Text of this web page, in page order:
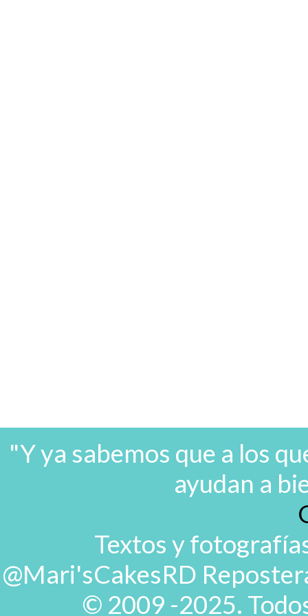
"Y ya sabemos que a los
ayudan a
Textos y
@Mari'sCakesRD
© 2009 -2025.